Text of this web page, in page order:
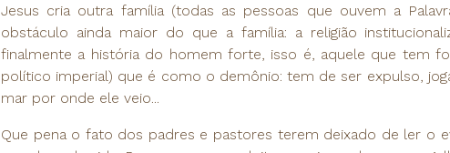
Jesus cria outra família (todas as pessoas que ouvem a
obstáculo ainda maior do que a família: a religião
finalmente a história do homem forte, isso é, aquele que tem
político imperial) que é como o demônio: tem de ser expulso,
mar por onde ele veio...
Que pena o fato dos padres e pastores terem deixado de ler o